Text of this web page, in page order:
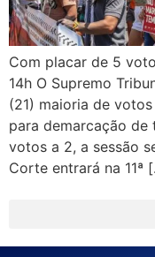
Com placar de 5
14h O Supremo
(21) maioria de
para demarcação de
votos a 2, a sessão
Corte entrará na 11ª